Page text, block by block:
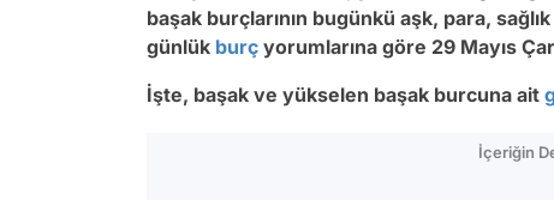
başak burçlarının bugünkü aşk, para,
günlük burç yorumlarına göre 29 Mayıs
İşte, başak ve yükselen başak burcuna ait
İçeriğin